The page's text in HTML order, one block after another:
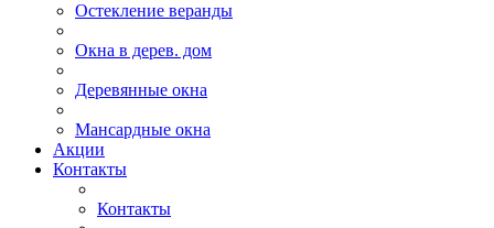
Остекление веранды
Окна в дерев. дом
Деревянные окна
Мансардные окна
Акции
Контакты
Контакты